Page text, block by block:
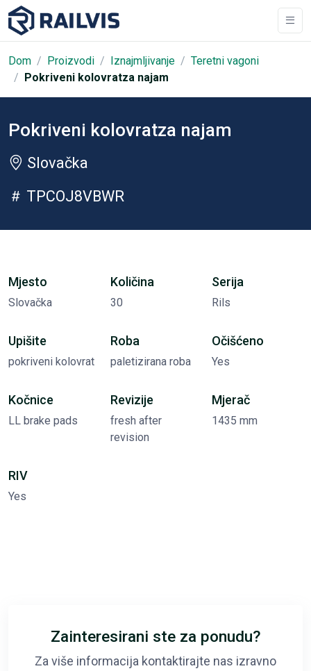
Dom Proizvodi Iznajmljivanje
Teretni vagoni
Pokriveni kolovratza najam
Pokriveni kolovratza najam
Slovačka
TPCOJ8VBWR
Mjesto
Slovačka
Količina
30
Serija
Rils
Upišite
pokriveni kolovrat
Roba
paletizirana roba
Očišćeno
Yes
Kočnice
LL brake pads
Revizije
fresh after
revision
Mjerač
1435 mm
RIV
Yes
Zainteresirani ste za ponudu?
Za više informacija kontaktirajte nas izravno